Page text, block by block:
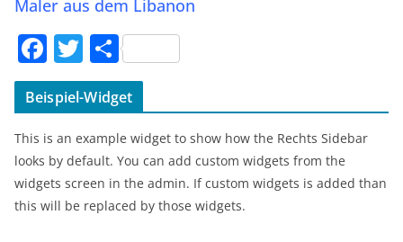
Maler aus dem Libanon
F
a
c
e
b
o
o
T
w
itt
er
T
ei
le
n
Beispiel-Widget
This is an example widget to show how the Rechts Sidebar
looks by default. You can add custom widgets from the
widgets screen in the admin. If custom widgets is added than
this will be replaced by those widgets.